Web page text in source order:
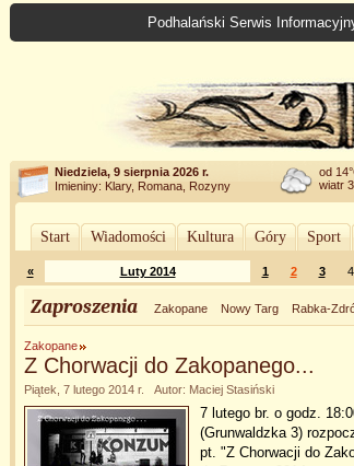
Podhalański Serwis
Niedziela, 9 sierpnia 2026 r.
Imieniny: Klary, Romana, Rozyny
od
wiatr
Start Wiadomości Kultura Góry Sport
« Luty 2014 1 2 3 4
Zaproszenia Zakopane Nowy Targ Rabka-
Zakopane
Z Chorwacji do Zakopanego...
Piątek, 7 lutego 2014 r. Autor: Maciej Stasiński
7 lutego br. o godz.
(Grunwaldzka 3)
pt. "Z Chorwacji do